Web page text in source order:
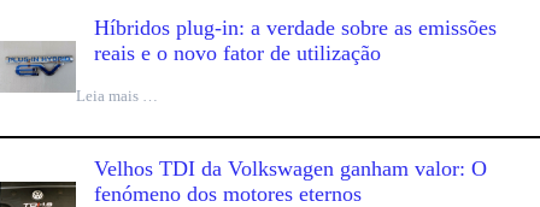
Híbridos plug-in: a verdade sobre as emissões
reais e o novo fator de utilização
Leia mais …
Velhos TDI da Volkswagen ganham valor: O
fenómeno dos motores eternos